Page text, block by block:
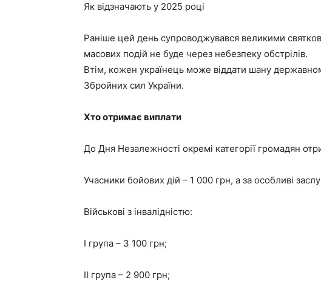
Як відзначають у 2025 році
Раніше цей день супроводжувався великими
масових подій не буде через небезпеку обстрілів.
Втім, кожен українець може віддати шану
Збройних сил України.
Хто отримає виплати
До Дня Незалежності окремі категорії громадян
Учасники бойових дій – 1 000 грн, а за особливі
Військові з інвалідністю:
І група – 3 100 грн;
ІІ група – 2 900 грн;